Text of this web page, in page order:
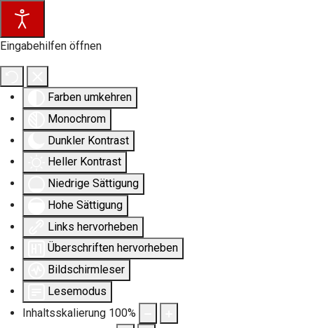
Eingabehilfen öffnen
Farben umkehren
Monochrom
Dunkler Kontrast
Heller Kontrast
Niedrige Sättigung
Hohe Sättigung
Links hervorheben
Überschriften hervorheben
Bildschirmleser
Lesemodus
Inhaltsskalierung 100%